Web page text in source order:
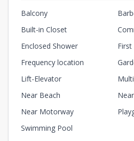
Balcony
Built-in Closet
Enclosed Shower
Frequency location
Lift-Elevator
Near Beach
Near Motorway
Swimming Pool